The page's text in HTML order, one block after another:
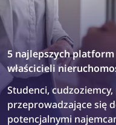
5 najlepszych
właścicieli
Studenci,
przeprowadzające się
potencjalnymi